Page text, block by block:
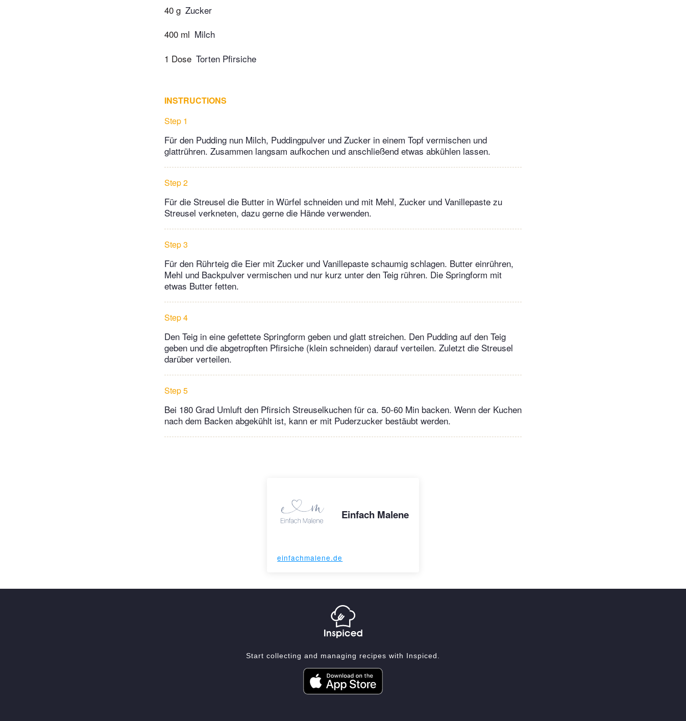
40 g Zucker
400 ml Milch
1 Dose Torten Pfirsiche
INSTRUCTIONS
Step 1
Für den Pudding nun Milch, Puddingpulver und Zucker in einem Topf vermischen und
glattrühren. Zusammen langsam aufkochen und anschließend etwas abkühlen lassen.
Step 2
Für die Streusel die Butter in Würfel schneiden und mit Mehl, Zucker und Vanillepaste zu
Streusel verkneten, dazu gerne die Hände verwenden.
Step 3
Für den Rührteig die Eier mit Zucker und Vanillepaste schaumig schlagen. Butter einrühren,
Mehl und Backpulver vermischen und nur kurz unter den Teig rühren. Die Springform mit
etwas Butter fetten.
Step 4
Den Teig in eine gefettete Springform geben und glatt streichen. Den Pudding auf den Teig
geben und die abgetropften Pfirsiche (klein schneiden) darauf verteilen. Zuletzt die Streusel
darüber verteilen.
Step 5
Bei 180 Grad Umluft den Pfirsich Streuselkuchen für ca. 50-60 Min backen. Wenn der Kuchen
nach dem Backen abgekühlt ist, kann er mit Puderzucker bestäubt werden.
Einfach Malene
einfachmalene.de
Start collecting and managing recipes with Inspiced.